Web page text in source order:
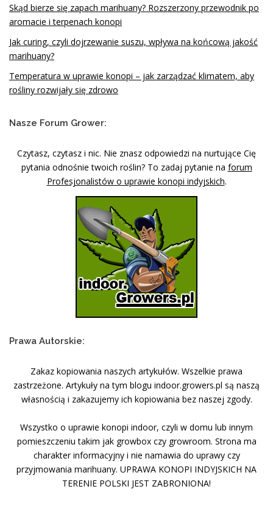
Skąd bierze się zapach marihuany? Rozszerzony przewodnik po
aromacie i terpenach konopi
Jak curing, czyli dojrzewanie suszu, wpływa na końcową jakość
marihuany?
Temperatura w uprawie konopi – jak zarządzać klimatem, aby
rośliny rozwijały się zdrowo
Nasze Forum Grower:
Czytasz, czytasz i nic. Nie znasz odpowiedzi na nurtujące Cię
pytania odnośnie twoich roślin? To zadaj pytanie na forum
Profesjonalistów o uprawie konopi indyjskich.
Prawa Autorskie:
Zakaz kopiowania naszych artykułów. Wszelkie prawa
zastrzeżone. Artykuły na tym blogu indoor.growers.pl są naszą
własnością i zakazujemy ich kopiowania bez naszej zgody.
Wszystko o uprawie konopi indoor, czyli w domu lub innym
pomieszczeniu takim jak growbox czy growroom. Strona ma
charakter informacyjny i nie namawia do uprawy czy
przyjmowania marihuany. UPRAWA KONOPI INDYJSKICH NA
TERENIE POLSKI JEST ZABRONIONA!